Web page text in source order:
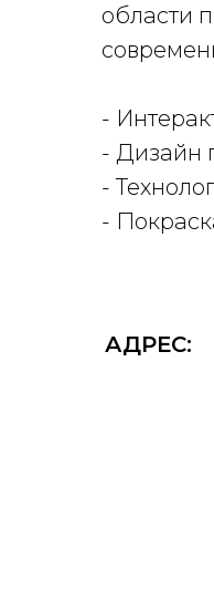
области
-
- Дизайн
-
-
АДРЕС: